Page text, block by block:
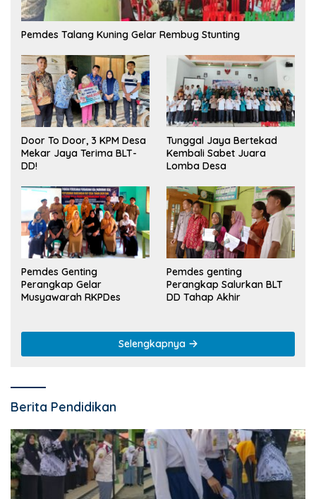
Pemdes Talang Kuning Gelar Rembug Stunting
Door To Door, 3 KPM Desa
Mekar Jaya Terima BLT-
DD!
Tunggal Jaya Bertekad
Kembali Sabet Juara
Lomba Desa
Pemdes Genting
Perangkap Gelar
Musyawarah RKPDes
Pemdes genting
Perangkap Salurkan BLT
DD Tahap Akhir
Selengkapnya
Berita Pendidikan